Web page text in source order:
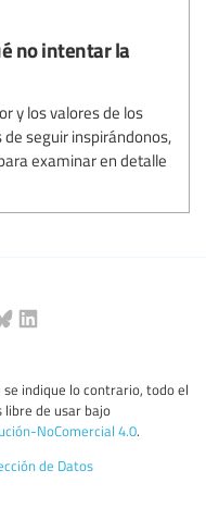
no intentar la
y los valores de los
seguir inspirándonos,
examinar en detalle
indique lo contrario, todo el
de usar bajo
NoComercial 4.0.
de Datos